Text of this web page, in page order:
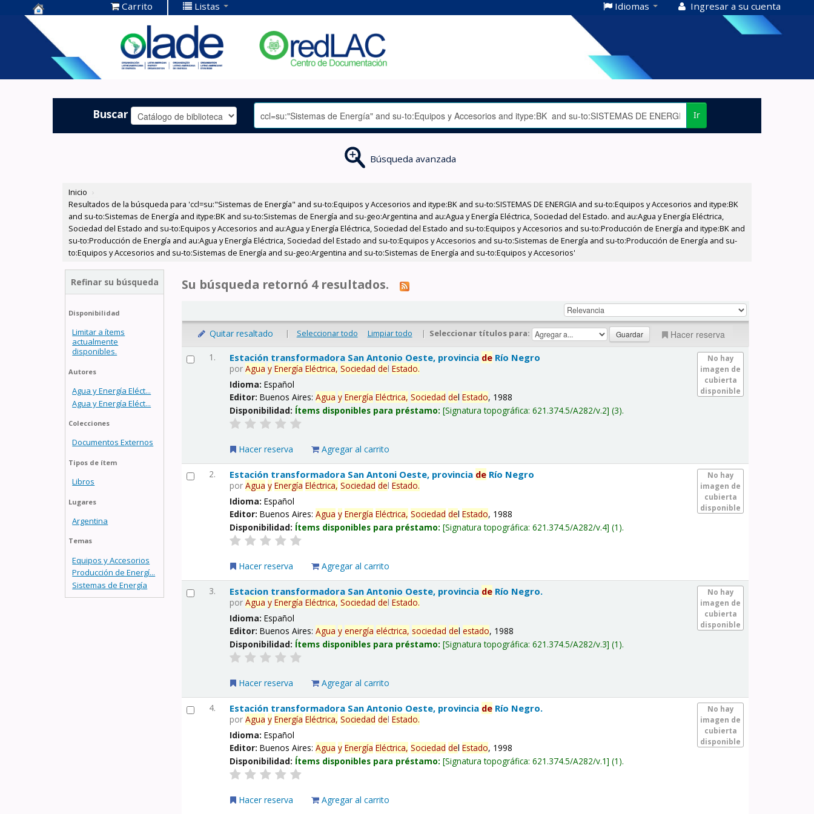
Centro de
Documentación
OLADE -
Carrito Listas Idiomas Ingresar a su cuenta
Buscar Ir
Búsqueda avanzada
Inicio ›
Resultados de la búsqueda para 'ccl=su:"Sistemas de Energía" and su-to:Equipos y Accesorios and itype:BK and su-to:SISTEMAS DE ENERGIA and su-to:Equipos y Accesorios and itype:BK
and su-to:Sistemas de Energía and itype:BK and su-to:Sistemas de Energía and su-geo:Argentina and au:Agua y Energía Eléctrica, Sociedad del Estado. and au:Agua y Energía Eléctrica,
Sociedad del Estado and su-to:Equipos y Accesorios and au:Agua y Energía Eléctrica, Sociedad del Estado and su-to:Equipos y Accesorios and su-to:Producción de Energía and itype:BK and
su-to:Producción de Energía and au:Agua y Energía Eléctrica, Sociedad del Estado and su-to:Equipos y Accesorios and su-to:Sistemas de Energía and su-to:Producción de Energía and su-
to:Equipos y Accesorios and su-to:Sistemas de Energía and su-geo:Argentina and su-to:Sistemas de Energía and su-to:Equipos y Accesorios'
Refinar su búsqueda
Disponibilidad
Limitar a ítems
actualmente
disponibles.
Autores
Agua y Energía Eléct...
Agua y Energía Eléct...
Colecciones
Documentos Externos
Tipos de ítem
Libros
Lugares
Argentina
Temas
Equipos y Accesorios
Producción de Energí...
Sistemas de Energía
Su búsqueda retornó 4 resultados.
Quitar resaltado | Seleccionar todo Limpiar todo | Seleccionar títulos para: Hacer reserva
1.
No hay
imagen de
cubierta
disponible
Estación transformadora San Antonio Oeste, provincia de Río Negro
porAgua y Energía Eléctrica, Sociedad delEstado.
Idioma:Español
Editor:Buenos Aires:Agua y Energía Eléctrica, Sociedad delEstado, 1988
Disponibilidad: Ítems disponibles para préstamo: Signatura topográfica:621.374.5/A282/v.2 (3).
Hacer reserva Agregar al carrito
2.
No hay
imagen de
cubierta
disponible
Estación transformadora San Antoni Oeste, provincia de Río Negro
porAgua y Energía Eléctrica, Sociedad delEstado.
Idioma:Español
Editor:Buenos Aires:Agua y Energía Eléctrica, Sociedad delEstado, 1988
Disponibilidad: Ítems disponibles para préstamo: Signatura topográfica:621.374.5/A282/v.4 (1).
Hacer reserva Agregar al carrito
3.
No hay
imagen de
cubierta
disponible
Estacion transformadora San Antonio Oeste, provincia de Río Negro.
porAgua y Energía Eléctrica, Sociedad delEstado.
Idioma:Español
Editor:Buenos Aires:Agua y energía eléctrica, sociedad delestado, 1988
Disponibilidad: Ítems disponibles para préstamo: Signatura topográfica:621.374.5/A282/v.3 (1).
Hacer reserva Agregar al carrito
4.
No hay
imagen de
cubierta
disponible
Estación transformadora San Antonio Oeste, provincia de Río Negro.
porAgua y Energía Eléctrica, Sociedad delEstado.
Idioma:Español
Editor:Buenos Aires:Agua y Energía Eléctrica, Sociedad delEstado, 1998
Disponibilidad: Ítems disponibles para préstamo: Signatura topográfica:621.374.5/A282/v.1 (1).
Hacer reserva Agregar al carrito